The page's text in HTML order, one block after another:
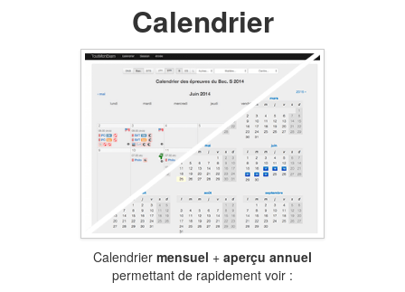
Calendrier
Calendrier mensuel + aperçu annuel
permettant de rapidement voir :